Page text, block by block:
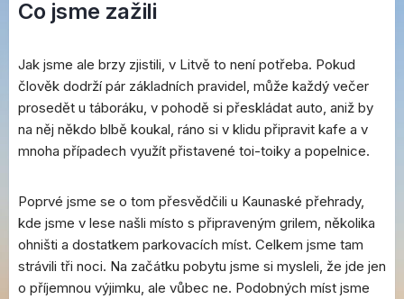
Co jsme zažili
Jak jsme ale brzy zjistili, v Litvě to není potřeba. Pokud
člověk dodrží pár základních pravidel, může každý večer
prosedět u táboráku, v pohodě si přeskládat auto, aniž by
na něj někdo blbě koukal, ráno si v klidu připravit kafe a v
mnoha případech využít přistavené toi-toiky a popelnice.
Poprvé jsme se o tom přesvědčili u Kaunaské přehrady,
kde jsme v lese našli místo s připraveným grilem, několika
ohništi a dostatkem parkovacích míst. Celkem jsme tam
strávili tři noci. Na začátku pobytu jsme si mysleli, že jde jen
o příjemnou výjimku, ale vůbec ne. Podobných míst jsme